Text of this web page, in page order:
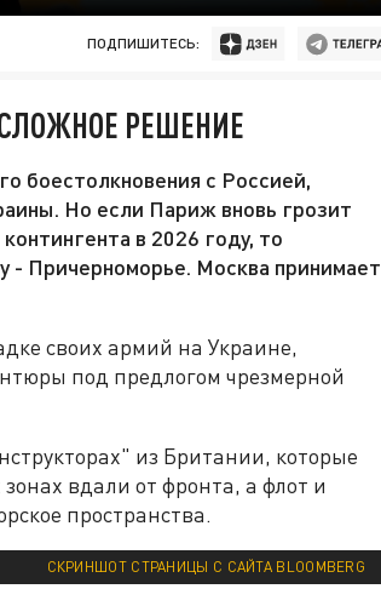
ПОДПИШИТЕСЬ:
РЕШЕНИЕ
боестолкновения с Россией,
Но если Париж вновь грозит
в 2026 году, то
- Причерноморье. Москва принимает
своих армий на Украине,
под предлогом чрезмерной
из Британии, которые
вдали от фронта, а флот и
пространства.
СКРИНШОТ СТРАНИЦЫ С САЙТА BLOOMBERG